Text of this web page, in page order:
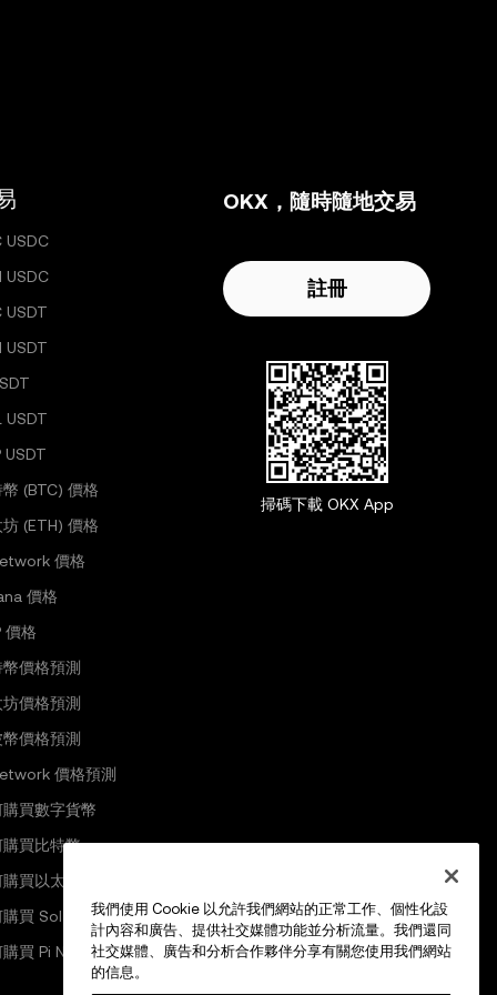
USDC
USDC
USDT
USDT
USDT
USDT
(BTC) 價格
(ETH) 價格
價格
價格
價格
價格預測
價格預測
價格預測
價格預測
買數字貨幣
買比特幣
買以太坊
買 Solana
購買 Pi Network
OKX，隨時隨地交易
註冊
掃碼下載 OKX App
我們使用 Cookie 以允許我們網站的正常工作、個性化設
計內容和廣告、提供社交媒體功能並分析流量。我們還同
社交媒體、廣告和分析合作夥伴分享有關您使用我們網站
的信息。